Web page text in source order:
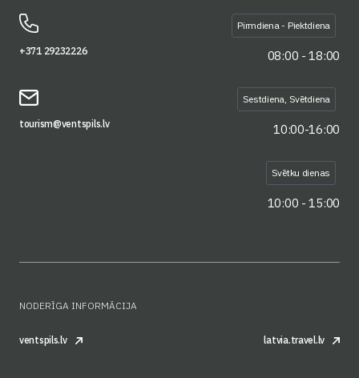
+371 29232226
tourism@ventspils.lv
Pirmdiena - Piektdiena
08:00 - 18:00
Sestdiena, Svētdiena
10:00-16:00
Svētku dienas
10:00 - 15:00
NODERĪGA INFORMĀCIJA
ventspils.lv latvia.travel.lv